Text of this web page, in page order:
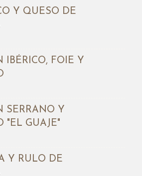
Y QUESO DE
IBÉRICO, FOIE Y
SERRANO Y
"EL GUAJE"
Y RULO DE